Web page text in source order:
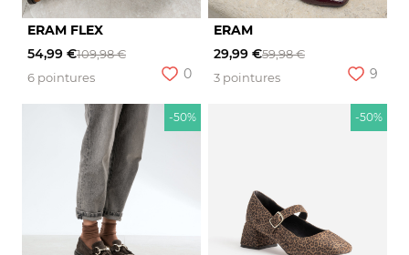
ERAM FLEX
54,99 €109,98 €
6 pointures
0
ERAM
29,99 €59,98 €
3 pointures
9
-50% -50%